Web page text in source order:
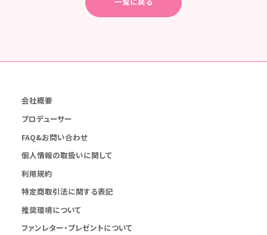
会社概要
プロデューサー
FAQ&お問い合わせ
個人情報の取扱いに関して
利用規約
特定商取引法に関する表記
推奨環境について
ファンレター・プレゼントについて